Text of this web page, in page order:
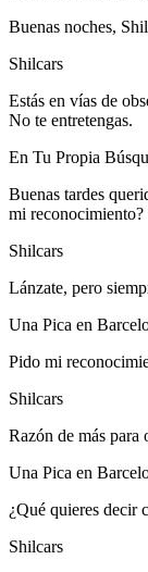
Buenas noches,
Shilcars
Estás en vías de
No te entretengas.
En Tu Propia
Buenas tardes
mi
Shilcars
Lánzate, pero
Una Pica en
Pido mi
Shilcars
Razón de más para
Una Pica en
¿Qué quieres decir
Shilcars